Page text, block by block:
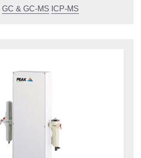
GC & GC-MS ICP-MS